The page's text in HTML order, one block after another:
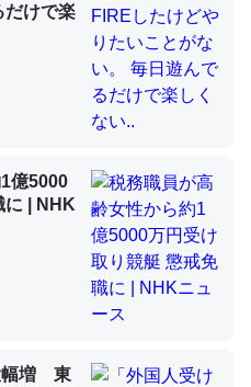
。知らんかった。調べたら
の600分の1程度。
も酸素も不足してて両方に不
は」とあって面白い。海に
酵素が違うのか？
だけで楽
億5000
に | NHK
幅増 東